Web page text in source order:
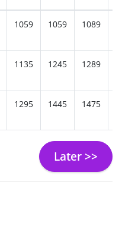
1059 1059 1089
1135 1245 1289
1295 1445 1475
Later >>